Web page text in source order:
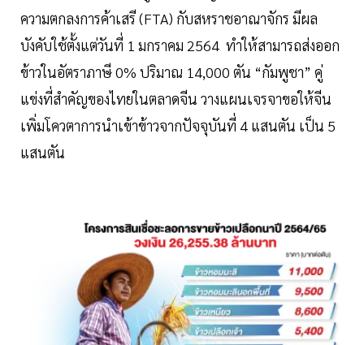
ความตกลงการค้าเสรี (FTA) กับสหราชอาณาจักร มีผล
บังคับใช้ตั้งแต่วันที่ 1 มกราคม 2564 ทำให้สามารถส่งออก
ข้าวในอัตราภาษี 0% ปริมาณ 14,000 ตัน “กัมพูชา” คู่
แข่งที่สำคัญของไทยในตลาดจีน วางแผนเจรจาขอให้จีน
เพิ่มโควตาการนำเข้าข้าวจากปัจจุบันที่ 4 แสนตัน เป็น 5
แสนตัน